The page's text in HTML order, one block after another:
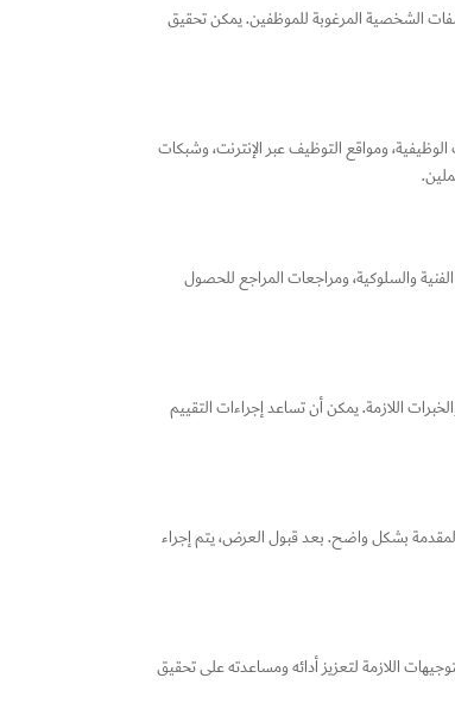
الشخصية المرغوبة للموظفين. يمكن تحقيق
ومواقع التوظيف عبر الإنترنت، وشبكات
والسلوكية، ومراجعات المراجع للحصول
اللازمة. يمكن أن تساعد إجراءات التقييم
بشكل واضح. بعد قبول العرض، يتم إجراء
اللازمة لتعزيز أدائه ومساعدته على تحقيق